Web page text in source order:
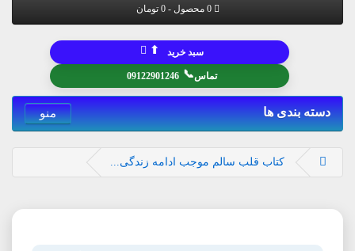
0 محصول - 0 تومان
تماس📞
09122901246
سبد خرید ⬆
دسته بندی ها منو
کتاب قلب سالم موجب ادامه زندگی...